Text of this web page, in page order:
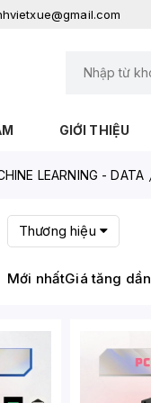
GIỚI THIỆU
LEARNING - DATA
Thương hiệu
Mới nhấtGiá tăng dần